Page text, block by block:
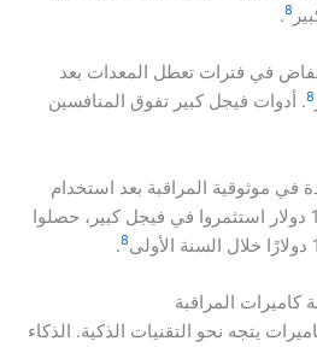
8
.
انخفاض في فترات تعطل المعدات بعد
8. أدوات فيجل كبير تفوق المنافسين
في موثوقية المراقبة بعد استخدام
. لكل 100 دولار استثمروا في فيجل كبير، حصلوا
8
.
كاميرات المراقبة
يتجه نحو التقنيات الذكية. الذكاء